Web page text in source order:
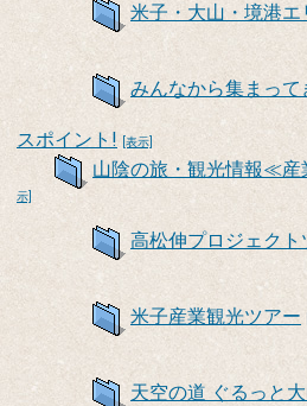
米子・大山・境港エ
みんなから集まっ
スポイント! [表示]
山陰の旅・観光情報≪
示]
高松伸プロジェクト
米子産業観光ツアー
天空の道 ぐるっと